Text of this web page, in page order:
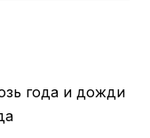
года и дожди